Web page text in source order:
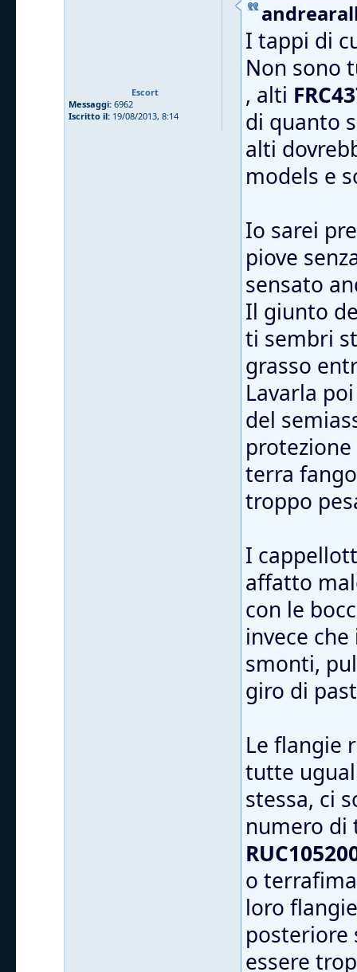
Escort
Messaggi: 6962
Iscritto il: 19/08/2013, 8:14
I tappi di
Non sono
, alti
di quanto
alti
models e
Io sarei
piove
sensato
Il giunto
ti sembri
grasso
Lavarla
del
terra
troppo
I
affatto
con le
invece
smonti,
giro di
Le flangie
tutte
stessa, ci
numero
o
loro
posteriore
essere